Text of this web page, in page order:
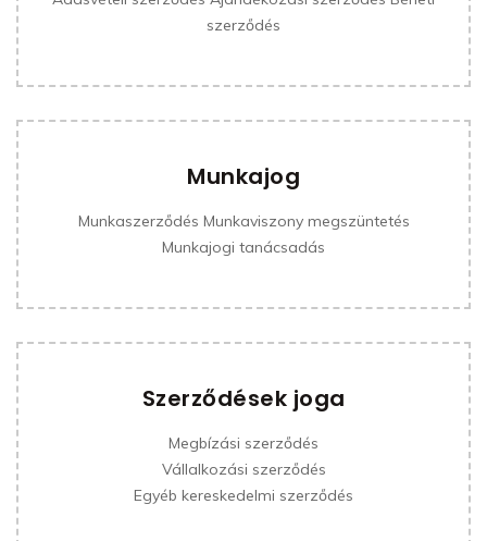
szerződés
Munkajog
Munkaszerződés Munkaviszony megszüntetés
Munkajogi tanácsadás
Szerződések joga
Megbízási szerződés
Vállalkozási szerződés
Egyéb kereskedelmi szerződés